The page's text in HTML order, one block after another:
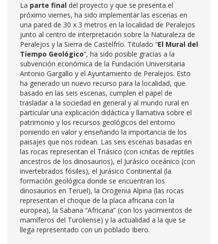
La parte final del proyecto y que se presenta el
próximo viernes, ha sido implementar las escenas en
una pared de 30 x 3 metros en la localidad de Peralejos
junto al centro de interpretación sobre la Naturaleza de
Peralejos y la Sierra de Castelfrío. Titulado “El Mural del
Tiempo Geológico”, ha sido posible gracias a la
subvención económica de la Fundación Universitaria
Antonio Gargallo y el Ayuntamiento de Peralejos. Esto
ha generado un nuevo recurso para la localidad, que
basado en las seis escenas, cumplen el papel de
trasladar a la sociedad en general y al mundo rural en
particular una explicación didáctica y llamativa sobre el
patrimonio y los recursos geológicos del entorno
poniendo en valor y enseñando la importancia de los
paisajes que nos rodean. Las seis escenas basadas en
las rocas representan el Triásico (con icnitas de reptiles
ancestros de los dinosaurios), el Jurásico oceánico (con
invertebrados fósiles), el Jurásico Continental (la
formación geológica donde se encuentran los
dinosaurios en Teruel), la Orogenia Alpina (las rocas
representan el choque de la placa africana con la
europea), la Sabana “Africana” (con los yacimientos de
mamíferos del Turoliense) y la actualidad a la que se
llega representado con un poblado Ibero.